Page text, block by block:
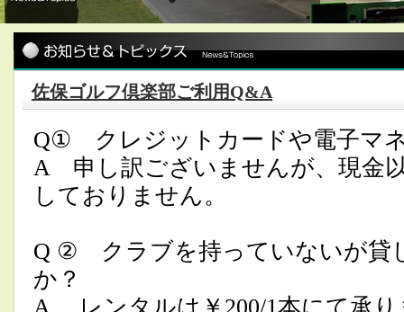
佐保ゴルフ倶楽部ご利用Q&A
Q① クレジットカードや電子マ
A 申し訳ございませんが、現金
しておりません。
Q ② クラブを持っていないが貸
か？